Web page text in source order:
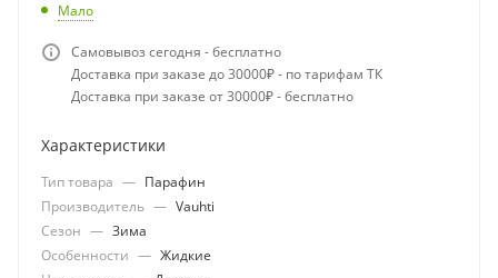
Мало
Самовывоз сегодня - бесплатно
Доставка при заказе до 30000₽ - по тарифам ТК
Доставка при заказе от 30000₽ - бесплатно
Характеристики
Тип товара — Парафин
Производитель — Vauhti
Сезон — Зима
Особенности — Жидкие